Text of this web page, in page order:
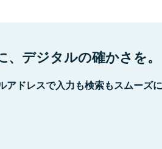
、デジタルの確かさを。
アドレスで入力も検索もスムーズ